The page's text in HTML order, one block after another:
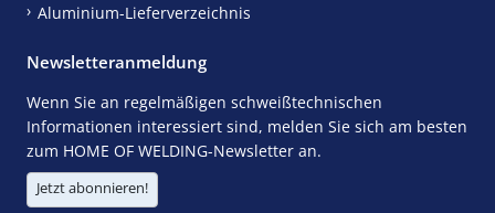
Aluminium-Lieferverzeichnis
Newsletteranmeldung
Wenn Sie an regelmäßigen schweißtechnischen
Informationen interessiert sind, melden Sie sich am besten
zum HOME OF WELDING-Newsletter an.
Jetzt abonnieren!